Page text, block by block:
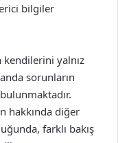
bilgiler
kendilerini yalnız
sorunların
hakkında diğer
farklı bakış